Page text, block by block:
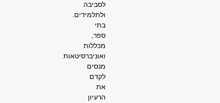
לסביבה
ולתלמידים.
בתי
ספר,
מכללות
ואוניברסיטאות
מנסים
לקדם
את
הרעיון